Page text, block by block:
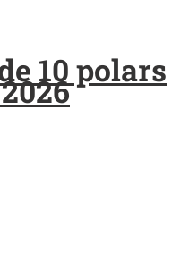
10 polars